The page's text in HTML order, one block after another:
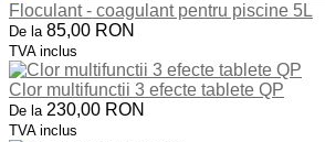
Floculant - coagulant pentru piscine 5L
De la 85,00 RON
TVA inclus
Clor multifunctii 3 efecte tablete QP
De la 230,00 RON
TVA inclus